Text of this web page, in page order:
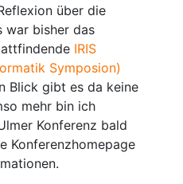
über die
war bisher das
IRIS
Symposion)
Blick gibt es da keine
mehr bin ich
Konferenz bald
Konferenzhomepage